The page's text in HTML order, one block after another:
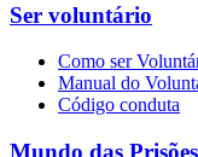
Ser voluntário
Como ser
Manual do
Código conduta
Mundo das Prisões